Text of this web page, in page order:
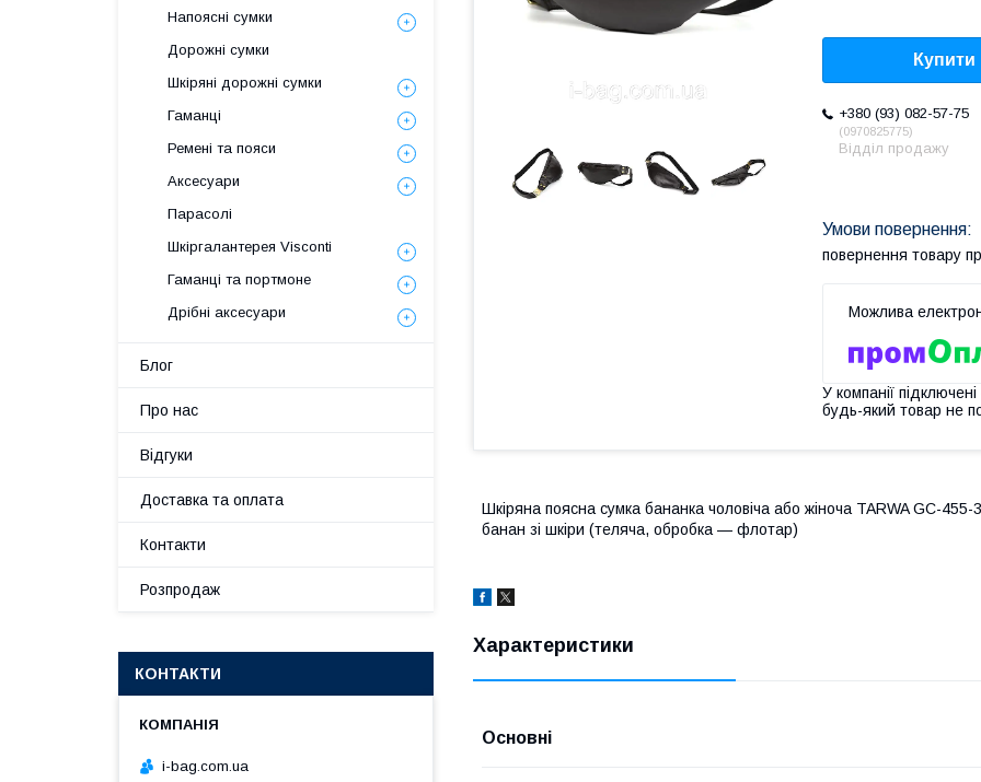
Купити
+380 (93) 082-57-75
0970825775
Відділ продажу
повернення товару
У компанії
будь-який товар не
Шкіряна поясна сумка бананка чоловіча або жіноча TARWA GC-
банан зі шкіри (теляча, обробка — флотар)
Характеристики
Основні
Напоясні сумки
Дорожні сумки
Шкіряні дорожні сумки
Гаманці
Ремені та пояси
Аксесуари
Парасолі
Шкіргалантерея Visconti
Гаманці та портмоне
Дрібні аксесуари
Блог
Про нас
Відгуки
Доставка та оплата
Контакти
Розпродаж
КОНТАКТИ
i-bag.com.ua